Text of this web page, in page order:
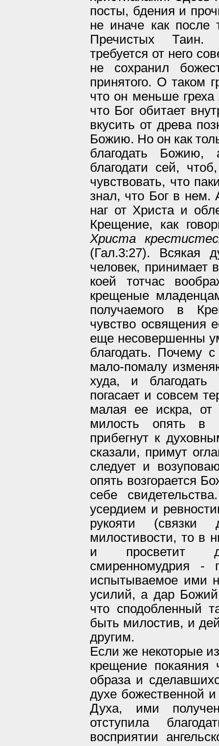
посты, бдения и
не иначе как после
Пречистых Таин.
требуется от него
не сохранил
принятого. О таком
что он меньше
что Бог обитает
вкусить от древа
Божию. Но он как
благодать
благодати сей,
чувствовать, что
знал, что Бог в
наг от Христа и
Крещение, как
Христа
(Гал.3:27). Всякая
человек, принимает
коей тотчас
крещеные
получаемого в
чувство освящения
еще несовершенны
благодать. Почему
мало-помалу
худа, и
погасает и совсем
малая ее искра, от
милость опять в
прибегнут к
сказали, примут
следует и
опять возгорается
себе
усердием и
рукояти (связки
милостивости, то в
и просветит
смиренномудрия -
испытываемое ими
усилий, а дар
что сподобленный
быть милостив, и
другим.
Если же некоторые
крещение покаяния
образа и
духе божественной
Духа, ими
отступила
восприятии